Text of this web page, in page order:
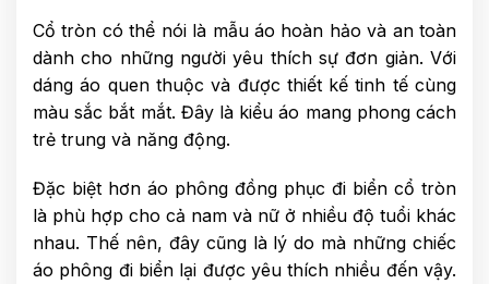
Cổ tròn có thể nói là mẫu áo hoàn hảo và an toàn
dành cho những người yêu thích sự đơn giản. Với
dáng áo quen thuộc và được thiết kế tinh tế cùng
màu sắc bắt mắt. Đây là kiểu áo mang phong cách
trẻ trung và năng động.
Đặc biệt hơn áo phông đồng phục đi biển cổ tròn
là phù hợp cho cả nam và nữ ở nhiều độ tuổi khác
nhau. Thế nên, đây cũng là lý do mà những chiếc
áo phông đi biển lại được yêu thích nhiều đến vậy.